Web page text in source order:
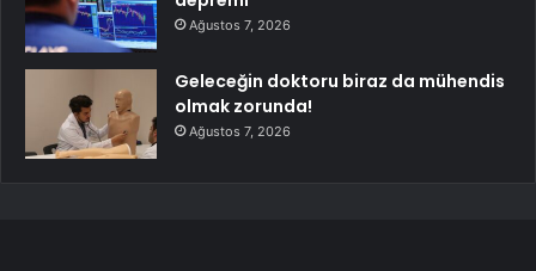
Ağustos 7, 2026
Geleceğin doktoru biraz da mühendis
olmak zorunda!
Ağustos 7, 2026